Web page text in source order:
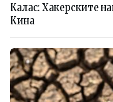
Калас: Хакерските
Кина